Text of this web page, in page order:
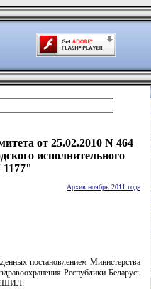
от 25.02.2010 N 464
исполнительного
1177"
Архив ноябрь 2011 года
постановлением Министерства
Республики Беларусь